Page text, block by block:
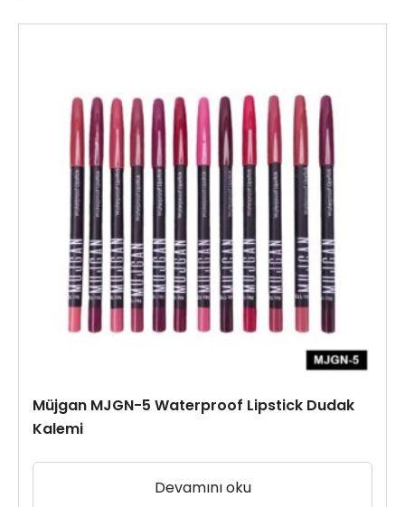
Müjgan MJGN-5 Waterproof Lipstick Dudak
Kalemi
Devamını oku